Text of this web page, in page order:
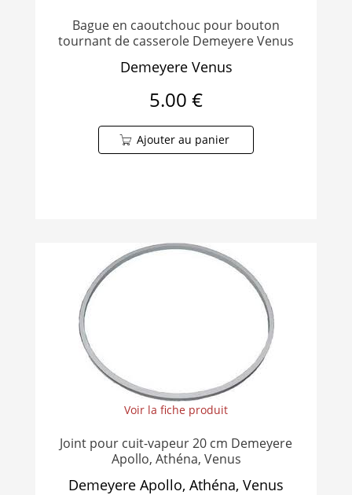
Bague en caoutchouc pour bouton
tournant de casserole Demeyere Venus
Demeyere Venus
5.00 €
Ajouter au panier
Voir la fiche produit
Joint pour cuit-vapeur 20 cm Demeyere
Apollo, Athéna, Venus
Demeyere Apollo, Athéna, Venus